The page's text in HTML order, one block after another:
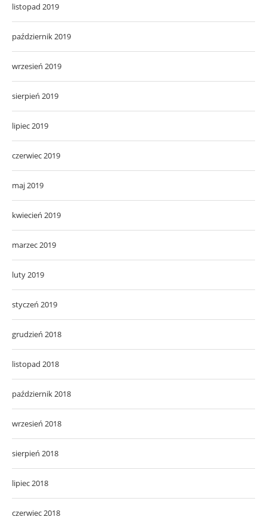
listopad 2019
październik 2019
wrzesień 2019
sierpień 2019
lipiec 2019
czerwiec 2019
maj 2019
kwiecień 2019
marzec 2019
luty 2019
styczeń 2019
grudzień 2018
listopad 2018
październik 2018
wrzesień 2018
sierpień 2018
lipiec 2018
czerwiec 2018